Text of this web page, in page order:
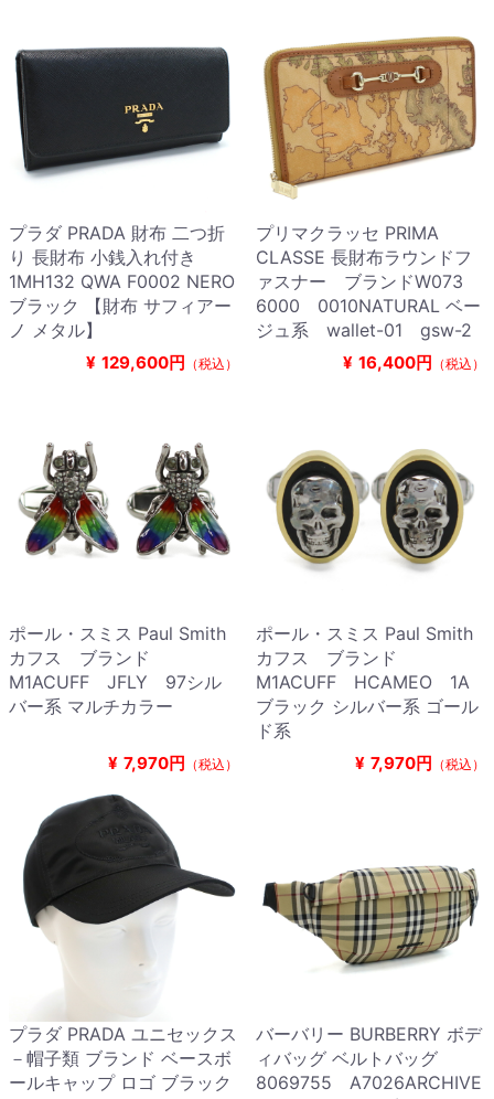
プラダ PRADA 財布 二つ折
り 長財布 小銭入れ付き
1MH132 QWA F0002 NERO
ブラック 【財布 サフィアー
ノ メタル】
¥ 129,600円 （税込）
プリマクラッセ PRIMA
CLASSE 長財布ラウンドフ
ァスナー ブランドW073
6000 0010NATURAL ベー
ジュ系 wallet-01 gsw-2
¥ 16,400円 （税込）
ポール・スミス Paul Smith
カフス ブランド
M1ACUFF JFLY 97シル
バー系 マルチカラー
¥ 7,970円 （税込）
ポール・スミス Paul Smith
カフス ブランド
M1ACUFF HCAMEO 1A
ブラック シルバー系 ゴール
ド系
¥ 7,970円 （税込）
プラダ PRADA ユニセックス
－帽子類 ブランド ベースボ
ールキャップ ロゴ ブラック
バーバリー BURBERRY ボデ
ィバッグ ベルトバッグ
8069755 A7026ARCHIVE